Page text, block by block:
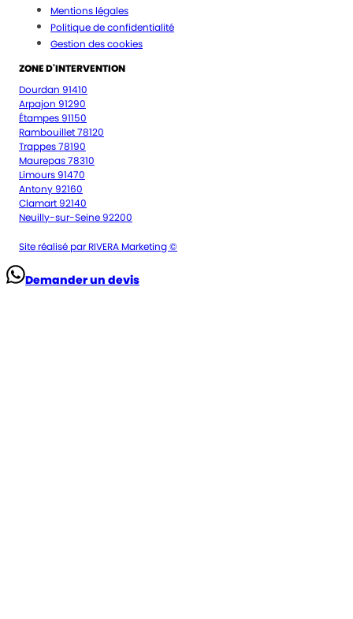
Mentions légales
Politique de confidentialité
Gestion des cookies
ZONE D'INTERVENTION
Dourdan 91410
Arpajon 91290
Étampes 91150
Rambouillet 78120
Trappes 78190
Maurepas 78310
Limours 91470
Antony 92160
Clamart 92140
Neuilly-sur-Seine 92200
Site réalisé par RIVERA Marketing ©
Demander un devis